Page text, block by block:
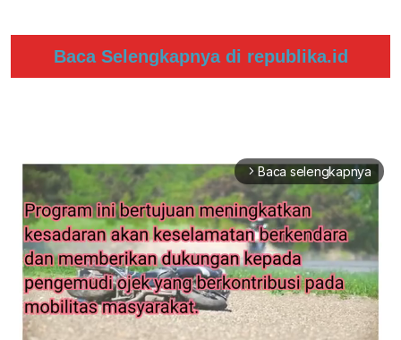
Baca Selengkapnya di republika.id
arrow_forward_ios Baca selengkapnya